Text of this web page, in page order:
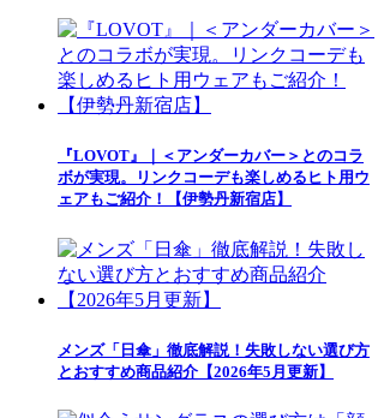
『LOVOT』｜＜アンダーカバー＞とのコラ
ボが実現。リンクコーデも楽しめるヒト用ウ
ェアもご紹介！【伊勢丹新宿店】
メンズ「日傘」徹底解説！失敗しない選び方
とおすすめ商品紹介【2026年5月更新】